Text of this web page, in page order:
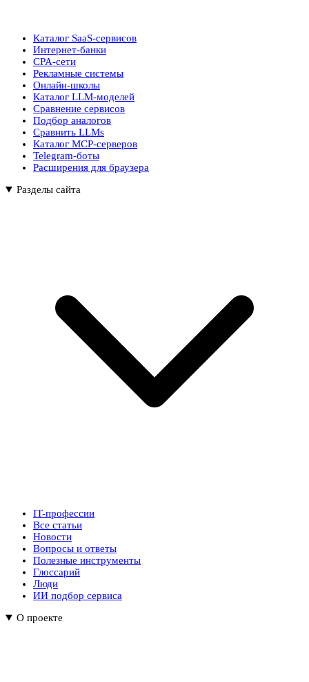
Каталог SaaS-сервисов
Интернет-банки
CPA-сети
Рекламные системы
Онлайн-школы
Каталог LLM-моделей
Сравнение сервисов
Подбор аналогов
Сравнить LLMs
Каталог MCP-серверов
Telegram-боты
Расширения для браузера
Разделы сайта
IT-профессии
Все статьи
Новости
Вопросы и ответы
Полезные инструменты
Глоссарий
Люди
ИИ подбор сервиса
О проекте